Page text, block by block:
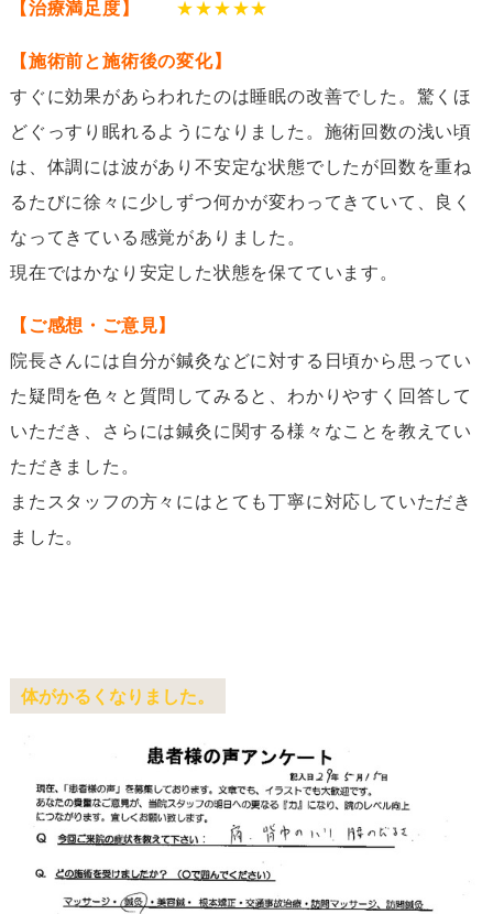
【治療満足度】 ★★★★★
【施術前と施術後の変化】
すぐに効果があらわれたのは睡眠の改善でした。驚くほ
どぐっすり眠れるようになりました。施術回数の浅い頃
は、体調には波があり不安定な状態でしたが回数を重ね
るたびに徐々に少しずつ何かが変わってきていて、良く
なってきている感覚がありました。
現在ではかなり安定した状態を保てています。
【ご感想・ご意見】
院長さんには自分が鍼灸などに対する日頃から思ってい
た疑問を色々と質問してみると、わかりやすく回答して
いただき、さらには鍼灸に関する様々なことを教えてい
ただきました。
またスタッフの方々にはとても丁寧に対応していただき
ました。
体がかるくなりました。